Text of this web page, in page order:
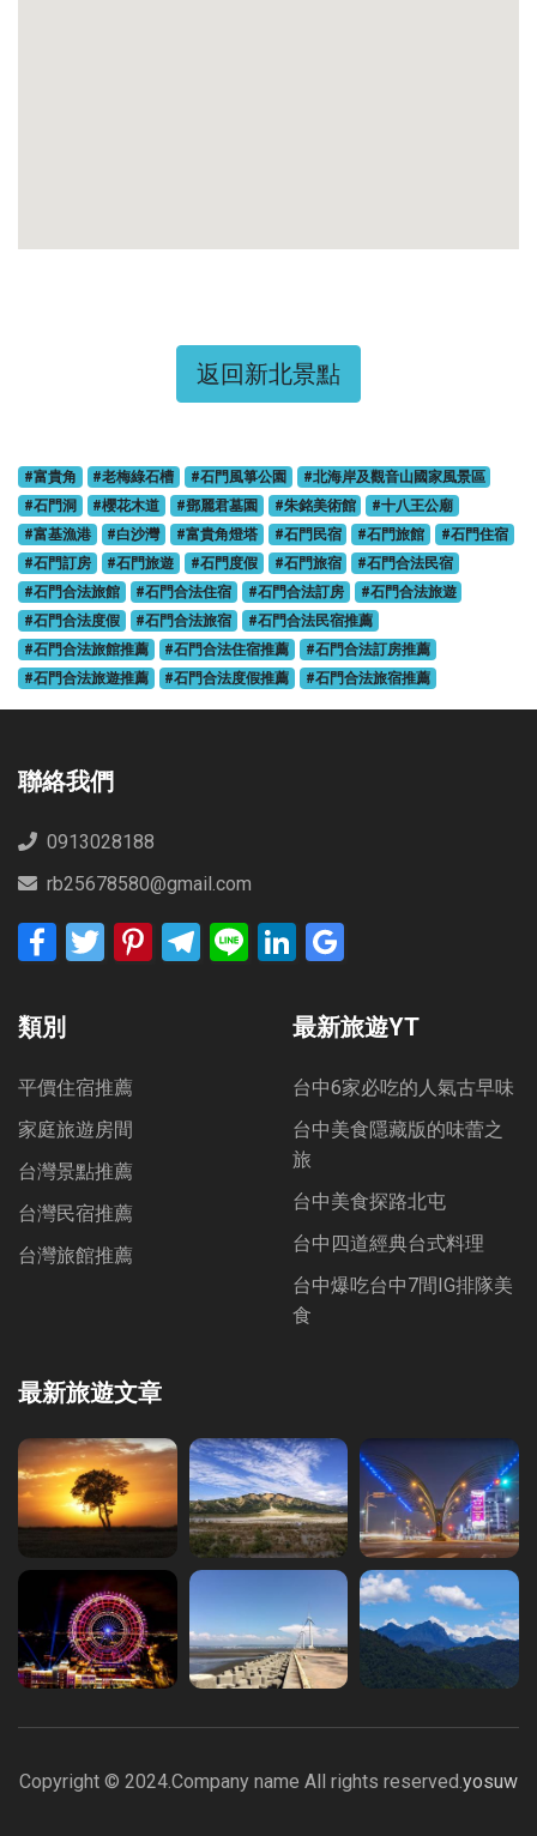
返回新北景點
#富貴角 #老梅綠石槽 #石門風箏公園
#北海岸及觀音山國家風景區
#石門洞
#櫻花木道 #鄧麗君墓園 #朱銘美術館
#十八王公廟
#富基漁港
#白沙灣 #富貴角燈塔 #石門民宿 #石門旅館
#石門住宿
#石門訂房
#石門旅遊 #石門度假 #石門旅宿
#石門合法民宿
#石門合法旅館
#石門合法住宿 #石門合法訂房
#石門合法旅遊
#石門合法度假
#石門合法旅宿
#石門合法民宿推薦
#石門合法旅館推薦
#石門合法住宿推薦
#石門合法訂房推薦
#石門合法旅遊推薦
#石門合法度假推薦 #石門合法旅宿推薦
聯絡我們
0913028188
rb25678580@gmail.com
FacebookTwitter PinterestTelegram
Line LinkedIn
類別
平價住宿推薦
家庭旅遊房間
台灣景點推薦
台灣民宿推薦
台灣旅館推薦
最新旅遊文章
最新旅遊YT
台中6家必吃的人氣古早味
台中美食隱藏版的味蕾之
旅
台中美食探路北屯
台中四道經典台式料理
台中爆吃台中7間IG排隊美
食
Copyright © 2024.Company name All rights reserved.yosuw